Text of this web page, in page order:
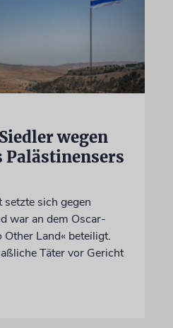
wegen
Palästinensers
sich gegen
war an dem Oscar-
Land« beteiligt.
Täter vor Gericht